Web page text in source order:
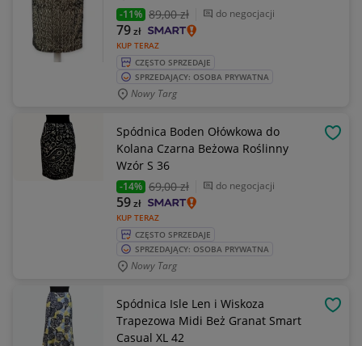
-11% 89,00 zł do negocjacji
KUP TERAZ
79zł
CZĘSTO SPRZEDAJE
SPRZEDAJĄCY: OSOBA PRYWATNA
Nowy Targ
Spódnica Boden Ołówkowa do
Kolana Czarna Beżowa Roślinny
Wzór S 36
-14% 69,00 zł do negocjacji
KUP TERAZ
59zł
CZĘSTO SPRZEDAJE
SPRZEDAJĄCY: OSOBA PRYWATNA
Nowy Targ
Spódnica Isle Len i Wiskoza
Trapezowa Midi Beż Granat Smart
Casual XL 42